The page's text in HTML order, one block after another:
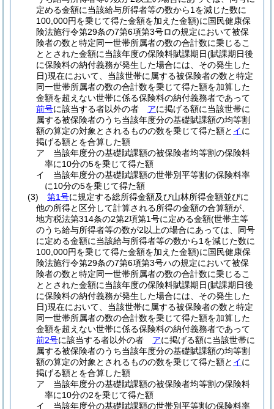
定める金額に当該給与所得者等の数から1を減じた数に
100,000円を乗じて得た金額を加えた金額)に国民健康保
険法施行令第29条の7第6項第3号ロの規定において被保
険者の数と特定同一世帯所属者の数の合計数に乗じるこ
ととされた金額に当該年度の保険料賦課期日(賦課期日後
に保険料の納付義務が発生した場合には、その発生した
日)現在において、当該世帯に属する被保険者の数と特定
同一世帯所属者の数の合計数を乗じて得た額を加算した
金額を超えない世帯に係る保険料の納付義務者であって
前号に該当する者以外の者 アに掲げる額に当該世帯に
属する被保険者のうち当該年度分の基礎賦課額の均等割
額の算定の対象とされるものの数を乗じて得た額と イに
掲げる額とを合算した額
ア
当該年度分の基礎賦課額の被保険者均等割の保険料
率に10分の5を乗じて得た額
イ
当該年度分の基礎賦課額の世帯別平等割の保険料率
に10分の5を乗じて得た額
(3)
第1号に規定する総所得金額及び山林所得金額並びに
他の所得と区分して計算される所得の金額の合算額が、
地方税法第314条の2第2項第1号に定める金額(世帯主等
のうち給与所得者等の数が2以上の場合にあっては、同号
に定める金額に当該給与所得者等の数から1を減じた数に
100,000円を乗じて得た金額を加えた金額)に国民健康保
険法施行令第29条の7第6項第3号ハの規定において被保
険者の数と特定同一世帯所属者の数の合計数に乗じるこ
ととされた金額に当該年度の保険料賦課期日(賦課期日後
に保険料の納付義務が発生した場合には、その発生した
日)現在において、当該世帯に属する被保険者の数と特定
同一世帯所属者の数の合計数を乗じて得た額を加算した
金額を超えない世帯に係る保険料の納付義務者であって
前2号に該当する者以外の者 アに掲げる額に当該世帯に
属する被保険者のうち当該年度分の基礎賦課額の均等割
額の算定の対象とされるものの数を乗じて得た額と イに
掲げる額とを合算した額
ア
当該年度分の基礎賦課額の被保険者均等割の保険料
率に10分の2を乗じて得た額
イ
当該年度分の基礎賦課額の世帯別平等割の保険料率